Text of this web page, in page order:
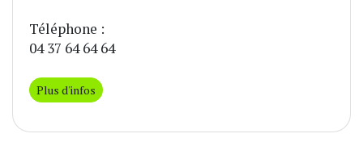
Téléphone :
04 37 64 64 64
Plus d'infos